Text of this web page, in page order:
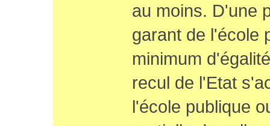
au moins. D'une
garant de l'école
minimum
recul de l'Etat
l'école publique